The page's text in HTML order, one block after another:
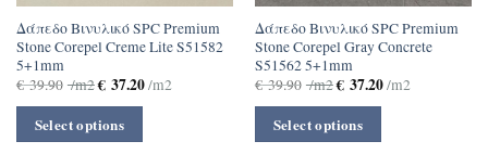
Δάπεδο Βινυλικό SPC Premium
Stone Corepel Creme Lite S51582
5+1mm
€39.90 /m2€37.20/m2
Select options
Δάπεδο Βινυλικό SPC Premium
Stone Corepel Gray Concrete
S51562 5+1mm
€39.90 /m2€37.20/m2
Select options